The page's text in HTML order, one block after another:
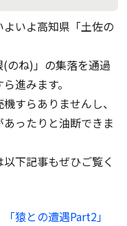
いよ高知県「土佐の
のね)」の集落を通過
進みます。
すらありませんし、
ったりと油断できま
下記事もぜひご覧く
猿との遭遇Part2」